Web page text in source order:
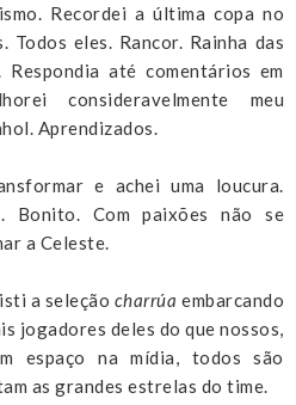
Recordei a última copa no
Todos eles. Rancor. Rainha das
até comentários em
consideravelmente meu
Aprendizados.
e achei uma loucura.
Bonito. Com paixões não se
a Celeste.
a seleção charrúa embarcando
jogadores deles do que nossos,
espaço na mídia, todos são
as grandes estrelas do time.